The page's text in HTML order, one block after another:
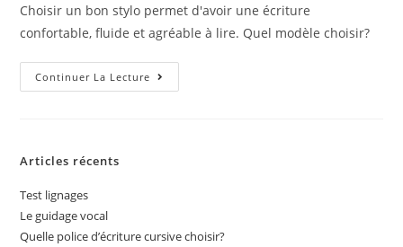
Choisir un bon stylo permet d'avoir une écriture
confortable, fluide et agréable à lire. Quel modèle choisir?
Continuer La Lecture
Articles récents
Test lignages
Le guidage vocal
Quelle police d’écriture cursive choisir?